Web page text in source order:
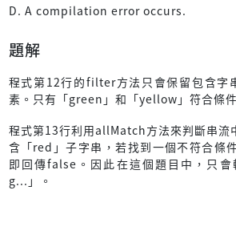
D. A compilation error occurs.
題解
程式第12行的filter方法只會保留包含字
素。只有「green」和「yellow」符合條件
程式第13行利用allMatch方法來判斷串流
含「red」子字串，若找到一個不符合條
即回傳false。因此在這個題目中，只
g...」。